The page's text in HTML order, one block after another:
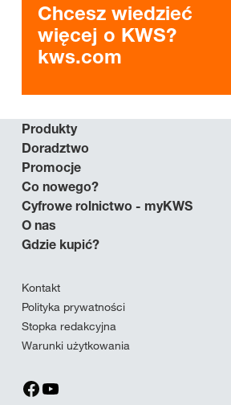
Chcesz wiedzieć
więcej o KWS?
kws.com
Produkty
Doradztwo
Promocje
Co nowego?
Cyfrowe rolnictwo - myKWS
O nas
Gdzie kupić?
Kontakt
Polityka prywatności
Stopka redakcyjna
Warunki użytkowania